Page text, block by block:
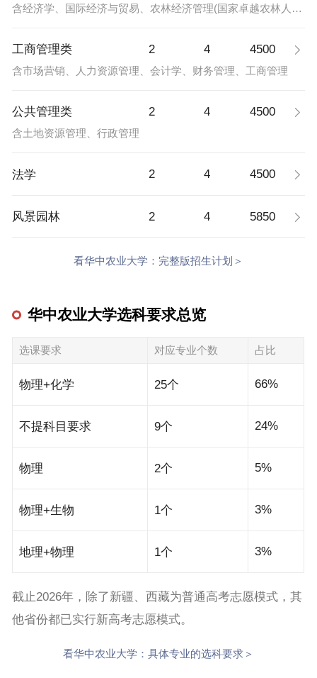
含经济学、国际经济与贸易、农林经济管理(国家卓越农林人才计划)、农村区域发展
工商管理类 2 4 4500
含市场营销、人力资源管理、会计学、财务管理、工商管理
公共管理类 2 4 4500
含土地资源管理、行政管理
法学 2 4 4500
风景园林 2 4 5850
看华中农业大学：完整版招生计划＞
华中农业大学选科要求总览
选课要求 对应专业个数 占比
物理+化学 25个 66%
不提科目要求 9个 24%
物理 2个 5%
物理+生物 1个 3%
地理+物理 1个 3%
截止2026年，除了新疆、西藏为普通高考志愿模式，其
他省份都已实行新高考志愿模式。
看华中农业大学：具体专业的选科要求＞